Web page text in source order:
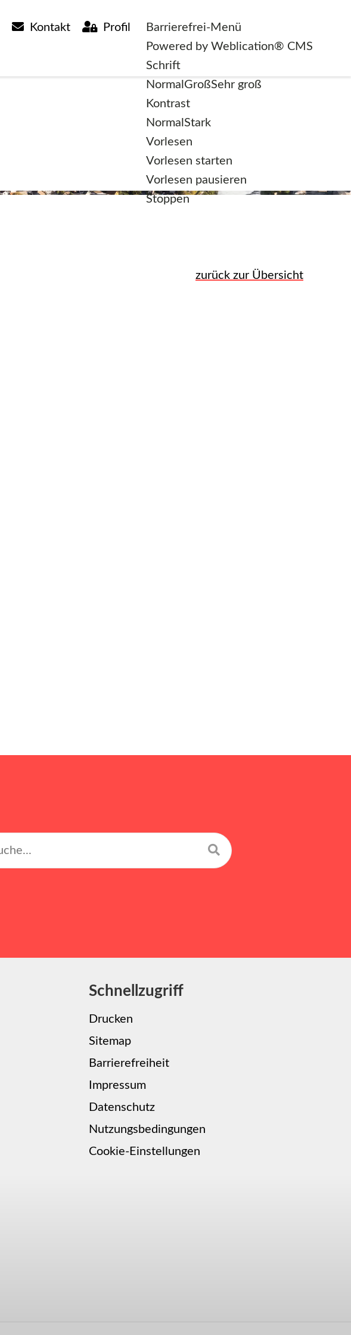
Barrierefrei-Menü
Powered by Weblication® CMS
Schrift
Normal GroßSehr groß
Kontrast
Normal Stark
Vorlesen
Vorlesen starten
Vorlesen pausieren
Stoppen
Profil
Kontakt
zurück zur Übersicht
Schnellzugriff
Drucken
Sitemap
Barrierefreiheit
Impressum
Datenschutz
Nutzungsbedingungen
Cookie-Einstellungen